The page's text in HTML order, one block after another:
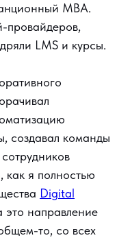
MBA.
провайдеров,
LMS и курсы.
создавал команды
как я полностью
Digital
это направление
то, со всех